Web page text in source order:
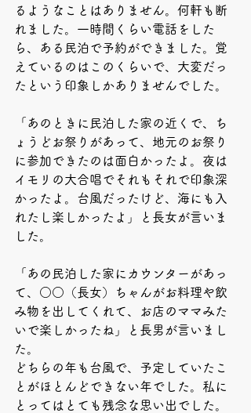
るようなことはありません。何軒も断
れました。一時間くらい電話をした
ら、ある民泊で予約ができました。覚
えているのはこのくらいで、大変だっ
たという印象しかありませんでした。
「あのときに民泊した家の近くで、ち
ょうどお祭りがあって、地元のお祭り
に参加できたのは面白かったよ。夜は
イモリの大合唱でそれもそれで印象深
かったよ。台風だったけど、海にも入
れたし楽しかったよ」と長女が言いま
した。
「あの民泊した家にカウンターがあっ
て、○○（長女）ちゃんがお料理や飲
み物を出してくれて、お店のママみた
いで楽しかったね」と長男が言いまし
た。
どちらの年も台風で、予定していたこ
とがほとんどできない年でした。私に
とってはとても残念な思い出でした。